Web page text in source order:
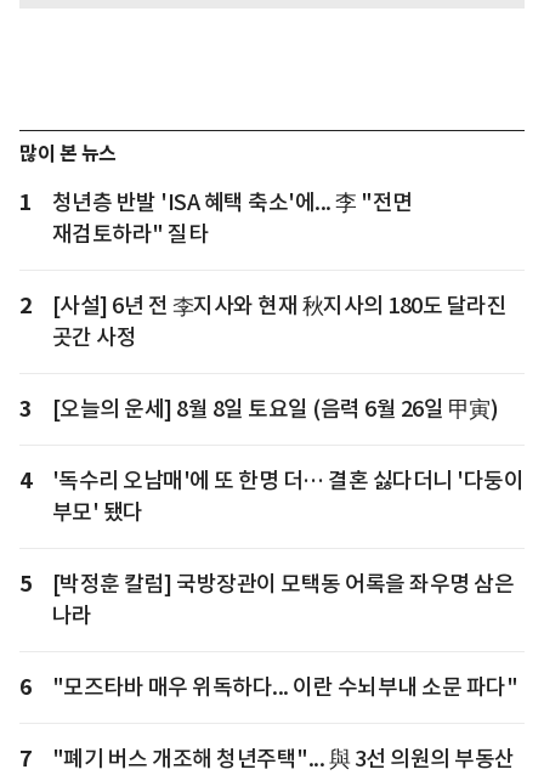
많이 본 뉴스
1
청년층 반발 'ISA 혜택 축소'에... 李 "전면
재검토하라" 질타
2
[사설] 6년 전 李지사와 현재 秋지사의 180도 달라진
곳간 사정
3 [오늘의 운세] 8월 8일 토요일 (음력 6월 26일 甲寅)
4
'독수리 오남매'에 또 한명 더… 결혼 싫다더니 '다둥이
부모' 됐다
5
[박정훈 칼럼] 국방장관이 모택동 어록을 좌우명 삼은
나라
6 "모즈타바 매우 위독하다... 이란 수뇌부내 소문 파다"
7
"폐기 버스 개조해 청년주택"... 與 3선 의원의 부동산